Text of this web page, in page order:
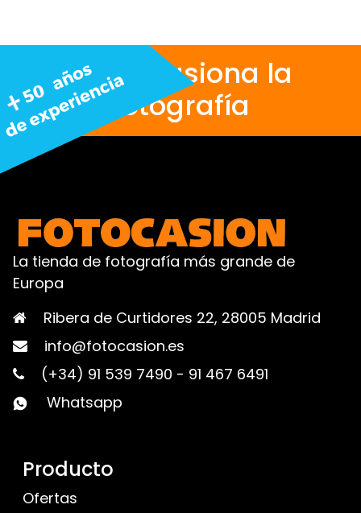
Nos apasiona la
fotografía
La tienda de fotografía más grande de
Europa
Ribera de Curtidores 22, 28005 Madrid
info@fotocasion.es
(+34) 91 539 7490 - 91 467 6491
Whatsapp
Producto
Ofertas